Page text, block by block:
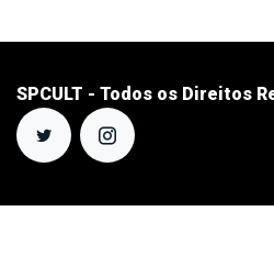
SPCULT - Todos os Direitos